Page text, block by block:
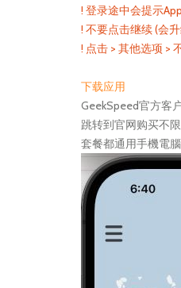
! 登录途中会提示
! 不要点击继续 (会
! 点击 > 其他选项 >
下载应用
GeekSpeed官方客
跳转到官网购买不
套餐都通用手機電